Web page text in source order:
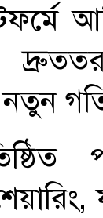
নতুন